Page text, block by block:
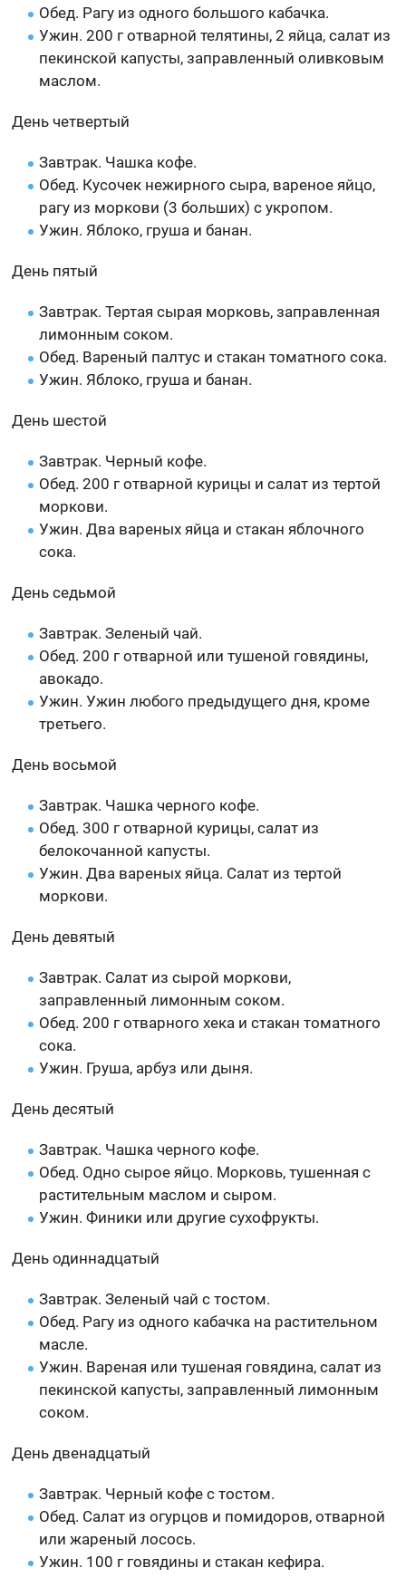
Обед. Рагу из одного большого кабачка.
Ужин. 200 г отварной телятины, 2 яйца, салат из
пекинской капусты, заправленный оливковым
маслом.
День четвертый
Завтрак. Чашка кофе.
Обед. Кусочек нежирного сыра, вареное яйцо,
рагу из моркови (3 больших) с укропом.
Ужин. Яблоко, груша и банан.
День пятый
Завтрак. Тертая сырая морковь, заправленная
лимонным соком.
Обед. Вареный палтус и стакан томатного сока.
Ужин. Яблоко, груша и банан.
День шестой
Завтрак. Черный кофе.
Обед. 200 г отварной курицы и салат из тертой
моркови.
Ужин. Два вареных яйца и стакан яблочного
сока.
День седьмой
Завтрак. Зеленый чай.
Обед. 200 г отварной или тушеной говядины,
авокадо.
Ужин. Ужин любого предыдущего дня, кроме
третьего.
День восьмой
Завтрак. Чашка черного кофе.
Обед. 300 г отварной курицы, салат из
белокочанной капусты.
Ужин. Два вареных яйца. Салат из тертой
моркови.
День девятый
Завтрак. Салат из сырой моркови,
заправленный лимонным соком.
Обед. 200 г отварного хека и стакан томатного
сока.
Ужин. Груша, арбуз или дыня.
День десятый
Завтрак. Чашка черного кофе.
Обед. Одно сырое яйцо. Морковь, тушенная с
растительным маслом и сыром.
Ужин. Финики или другие сухофрукты.
День одиннадцатый
Завтрак. Зеленый чай с тостом.
Обед. Рагу из одного кабачка на растительном
масле.
Ужин. Вареная или тушеная говядина, салат из
пекинской капусты, заправленный лимонным
соком.
День двенадцатый
Завтрак. Черный кофе с тостом.
Обед. Салат из огурцов и помидоров, отварной
или жареный лосось.
Ужин. 100 г говядины и стакан кефира.